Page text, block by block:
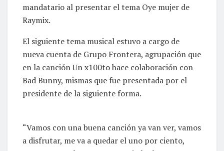
mandatario al presentar el tema Oye mujer de
Raymix.
El siguiente tema musical estuvo a cargo de
nueva cuenta de Grupo Frontera, agrupación que
en la canción Un x100to hace colaboración con
Bad Bunny, mismas que fue presentada por el
presidente de la siguiente forma.
“Vamos con una buena canción ya van ver, vamos
a disfrutar, me va a quedar el uno por ciento,